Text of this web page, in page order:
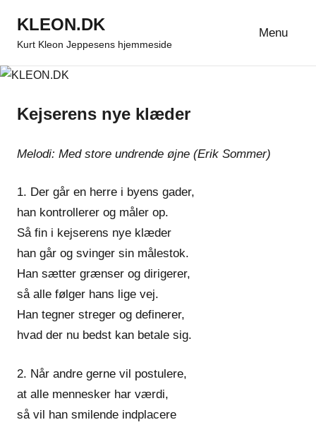
indhold
KLEON.DK
Kurt Kleon Jeppesens hjemmeside
Menu
Kejserens nye klæder
Melodi: Med store undrende øjne (Erik Sommer)
1. Der går en herre i byens gader,
han kontrollerer og måler op.
Så fin i kejserens nye klæder
han går og svinger sin målestok.
Han sætter grænser og dirigerer,
så alle følger hans lige vej.
Han tegner streger og definerer,
hvad der nu bedst kan betale sig.
2. Når andre gerne vil postulere,
at alle mennesker har værdi,
så vil han smilende indplacere